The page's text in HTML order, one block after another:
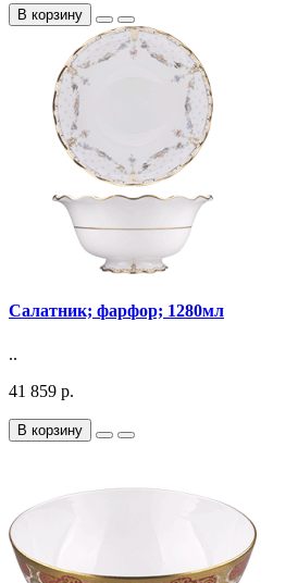
В корзину
Салатник; фарфор; 1280мл
..
41 859 р.
В корзину